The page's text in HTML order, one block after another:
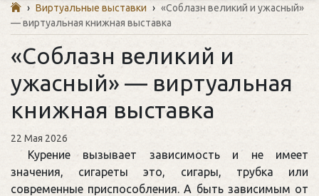
› Виртуальные выставки › «Соблазн великий и ужасный»
— виртуальная книжная выставка
«Соблазн великий и
ужасный» — виртуальная
книжная выставка
22 Мая 2026
Курение вызывает зависимость и не имеет
значения, сигареты это, сигары, трубка или
современные приспособления. А быть зависимым от